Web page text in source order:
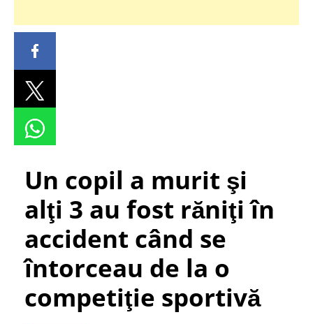
Un copil a murit şi
alţi 3 au fost răniţi în
accident când se
întorceau de la o
competiţie sportivă